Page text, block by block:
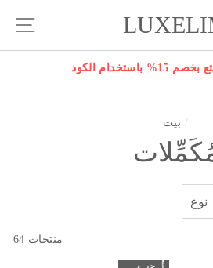
إلى
بيت /
64 منتجات